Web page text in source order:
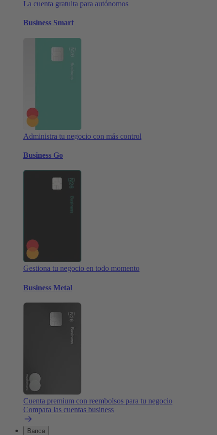
La cuenta gratuita para autónomos
Business Smart
Administra tu negocio con más control
Business Go
Gestiona tu negocio en todo momento
Business Metal
Cuenta premium con reembolsos para tu negocio
Compara las cuentas business
Banca